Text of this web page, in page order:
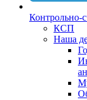
Контрольно-
КСП
Наша